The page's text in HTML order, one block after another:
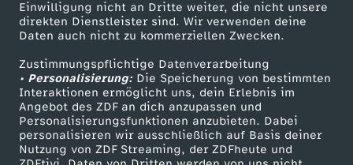
Einwilligung nicht an Dritte weiter, die nicht unsere
direkten Dienstleister sind. Wir verwenden deine
Daten auch nicht zu kommerziellen Zwecken.
Zustimmungspflichtige Datenverarbeitung
• Personalisierung:Die Speicherung von bestimmten
Interaktionen ermöglicht uns, dein Erlebnis im
Angebot des ZDF an dich anzupassen und
Personalisierungsfunktionen anzubieten. Dabei
personalisieren wir ausschließlich auf Basis deiner
Nutzung von ZDF Streaming, der ZDFheute und
r
a
k
t
Smart TV
ZDFtext
Livestreams
Sendungen A-Z
TV-Programm
Kontakt zum ZDF
Tickets
Zuschauerservice
Hilfe